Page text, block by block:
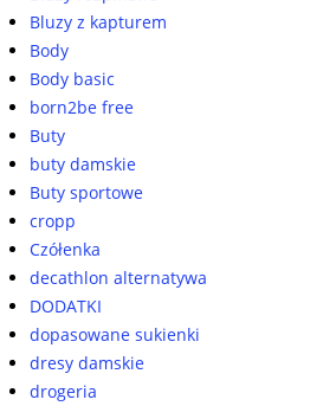
Bluzy z kapturem
Body
Body basic
born2be free
Buty
buty damskie
Buty sportowe
cropp
Czółenka
decathlon alternatywa
DODATKI
dopasowane sukienki
dresy damskie
drogeria